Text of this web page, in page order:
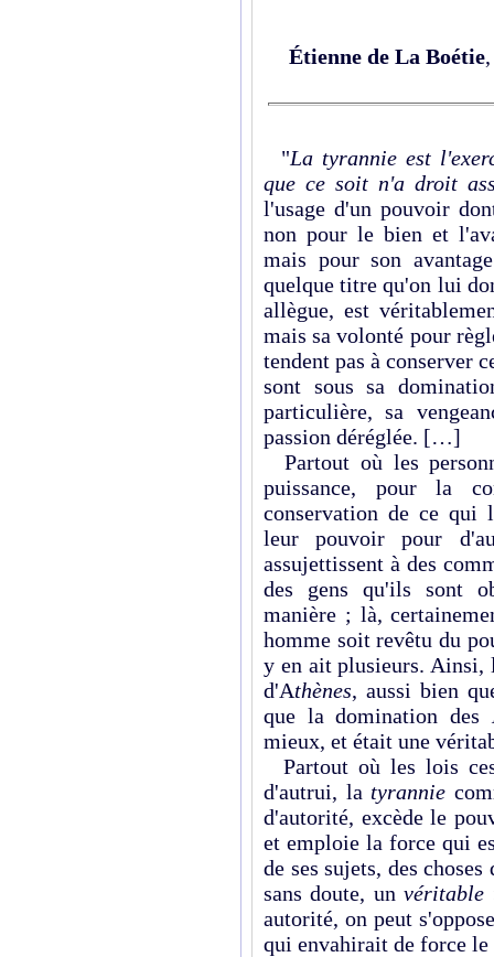
Étienne de La Boétie
"La tyrannie est
que ce soit n'a droit
l'usage d'un pouvoir
non pour le bien et
mais pour son
quelque titre qu'on lui
allègue, est
mais sa volonté pour
tendent pas à conserver
sont sous sa
particulière, sa
passion déréglée. […]
Partout où les
puissance, pour la
conservation de ce qui
leur pouvoir pour
assujettissent à des
des gens qu'ils sont
manière ; là,
homme soit revêtu du
y en ait plusieurs. Ainsi,
d'Athènes, aussi bien
que la domination des
mieux, et était une
Partout où les lois
d'autrui, la tyrannie
d'autorité, excède le
et emploie la force qui
de ses sujets, des
sans doute, unvéritable
autorité, on peut
qui envahirait de force